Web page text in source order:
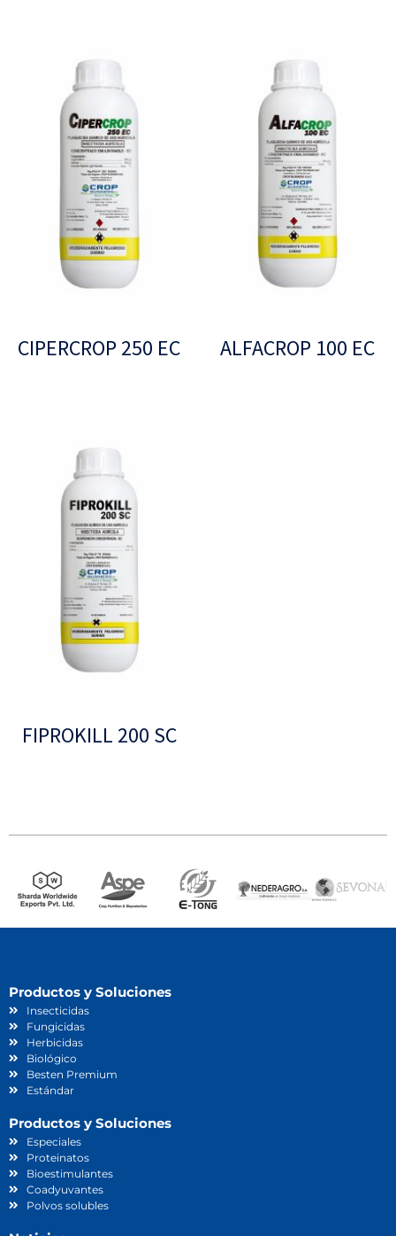
CIPERCROP 250 EC ALFACROP 100 EC
FIPROKILL 200 SC
Productos y Soluciones
Insecticidas
Fungicidas
Herbicidas
Biológico
Besten Premium
Estándar
Productos y Soluciones
Especiales
Proteinatos
Bioestimulantes
Coadyuvantes
Polvos solubles